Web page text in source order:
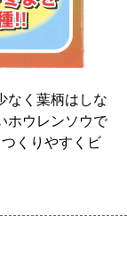
なく葉柄はしな
ホウレンソウで
くりやすくビ